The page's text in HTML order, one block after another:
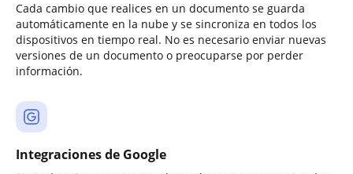
Cada cambio que realices en un documento se guarda
automáticamente en la nube y se sincroniza en todos los
dispositivos en tiempo real. No es necesario enviar nuevas
versiones de un documento o preocuparse por perder
información.
Integraciones de Google